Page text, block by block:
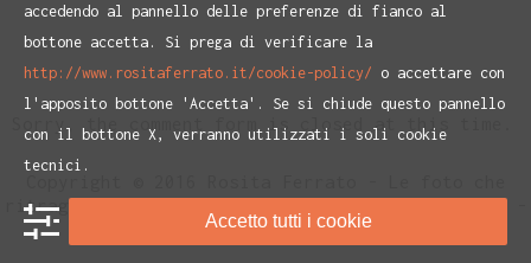
Sorry, the comment form is closed at this time.
ritraggono Rosita Ferrato sono di Paolo Ranzani -
Privacy PolicyeCookie Policiy
accedendo al pannello delle preferenze di fianco al
bottone accetta. Si prega di verificare la
http://www.rositaferrato.it/cookie-policy/ o accettare con
l'apposito bottone 'Accetta'. Se si chiude questo pannello
con il bottone X, verranno utilizzati i soli cookie
tecnici.
Accetto tutti i cookie